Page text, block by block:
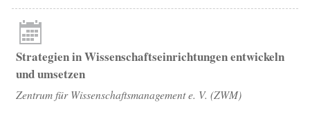
Strategien in Wissenschaftseinrichtungen entwickeln
und umsetzen
Zentrum für Wissenschaftsmanagement e. V. (ZWM)